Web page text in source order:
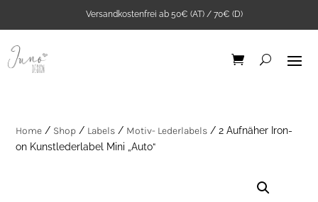
Versandkostenfrei ab 50€ (AT) / 70€ (D)
Home / Shop / Labels / Motiv- Lederlabels / 2 Aufnäher Iron-
on Kunstlederlabel Mini „Auto“